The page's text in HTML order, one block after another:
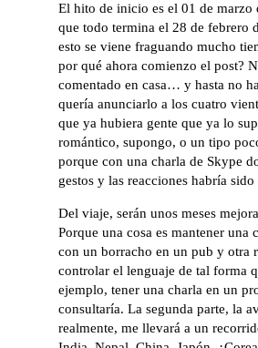
El hito de inicio es el 01 de marzo
que todo termina el 28 de febrero
esto se viene fraguando mucho
por qué ahora comienzo el post?
comentado en casa… y hasta no
quería anunciarlo a los cuatro
que ya hubiera gente que ya lo
romántico, supongo, o un tipo
porque con una charla de Skype
gestos y las reacciones habría
Del viaje, serán unos meses
Porque una cosa es mantener una
con un borracho en un pub y otra
controlar el lenguaje de tal forma
ejemplo, tener una charla en un
consultaría. La segunda parte, la
realmente, me llevará a un